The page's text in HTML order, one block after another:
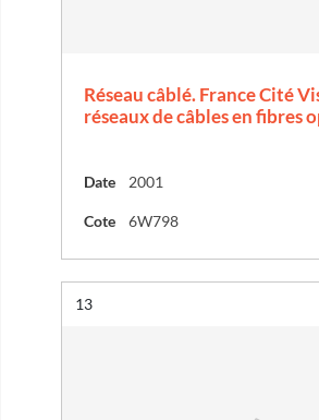
Réseau câblé. France Cité
réseaux de câbles en fibres
Date 2001
Cote 6W798
Résultat n°
13